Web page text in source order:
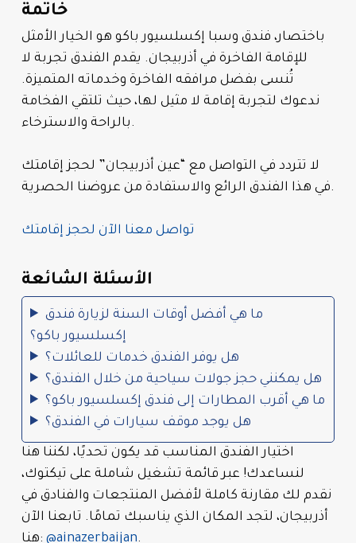
خاتمة
باختصار، فندق وسبا إكسلسيور باكو هو الخيار الأمثل
للإقامة الفاخرة في أذربيجان. يقدم الفندق تجربة لا
تُنسى بفضل مرافقه الفاخرة وخدماته المتميزة.
ندعوك لتجربة إقامة لا مثيل لها، حيث تلتقي الفخامة
بالراحة والاسترخاء.
لا تتردد في التواصل مع “عين أذربيجان” لحجز إقامتك
في هذا الفندق الرائع والاستفادة من عروضنا الحصرية.
تواصل معنا الآن لحجز إقامتك
الأسئلة الشائعة
ما هي أفضل أوقات السنة لزيارة فندق
إكسلسيور باكو؟
هل يوفر الفندق خدمات للعائلات؟
هل يمكنني حجز جولات سياحية من خلال الفندق؟
ما هي أقرب المطارات إلى فندق إكسلسيور باكو؟
هل يوجد موقف سيارات في الفندق؟
اختيار الفندق المناسب قد يكون تحديًا، لكننا هنا
لنساعدك! عبر قائمة تشغيل شاملة على تيكتوك،
نقدم لك مقارنة كاملة لأفضل المنتجعات والفنادق في
أذربيجان، لتجد المكان الذي يناسبك تمامًا. تابعنا الآن
هنا: @ainazerbaijan.